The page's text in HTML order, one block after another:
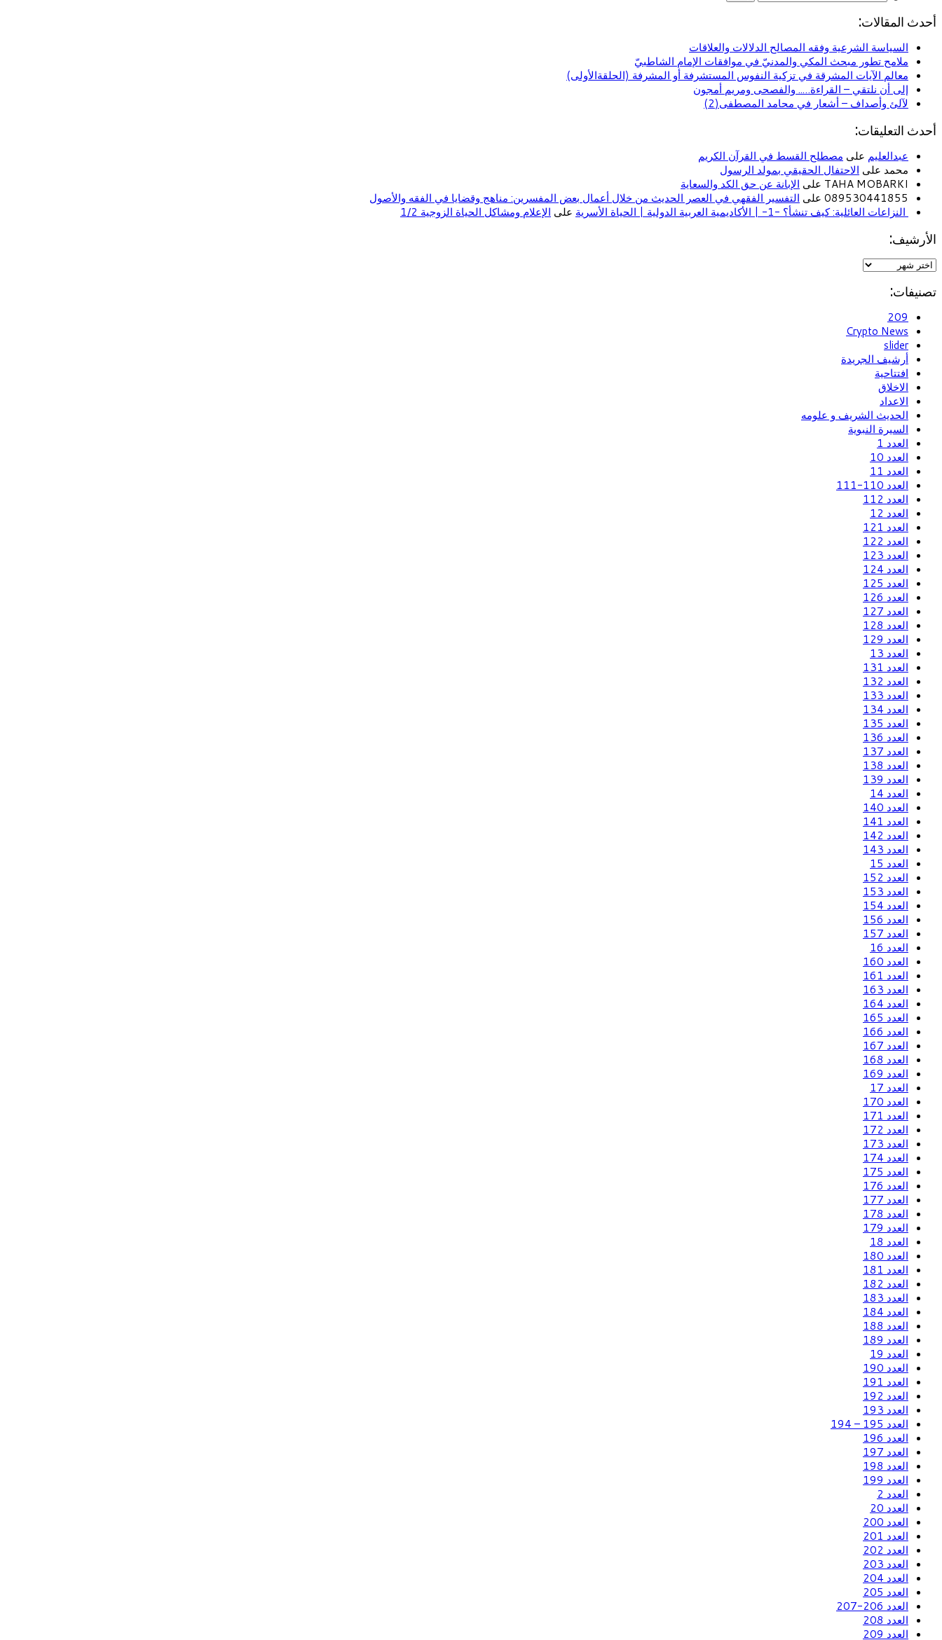
أحدث المقالات:
السياسة الشرعية وفقه المصالح الدلالات والعلاقات
ملامح تطور مبحث المكي والمدنيّ في موافقات الإمام الشاطبيّ
معالم الآيات المشرقة في تزكية النفوس المستشرفة أو المشرفة (الحلقةالأولى)
إلى أن نلتقي – القراءة….. والفصحى ومريم أمجون
لآلئ وأصداف – أشعار في محامد المصطفى(2)
أحدث التعليقات:
عبدالعليم على مصطلح القسط في القرآن الكريم
محمد على الاحتفال الحقيقي بمولد الرسول
TAHA MOBARKI على
الإبانة عن حق الكد والسعاية
089530441855 على
التفسير الفقهي في العصر الحديث من خلال أعمال بعض المفسرين: مناهج وقضايا في الفقه والأصول
النزاعات العائلية: كيف تنشأ؟ -1- | الأكاديمية العربية الدولية | الحياة الأسرية
على الإعلام ومشاكل الحياة الزوجية 1/2
الأرشيف:
تصنيفات:
209
Crypto News
slider
أرشيف الجريدة
افتتاحية
الاخلاق
الاعداد
الحديث الشريف و علومه
السيرة النبوية
العدد 1
العدد 10
العدد 11
العدد 110-111
العدد 112
العدد 12
العدد 121
العدد 122
العدد 123
العدد 124
العدد 125
العدد 126
العدد 127
العدد 128
العدد 129
العدد 13
العدد 131
العدد 132
العدد 133
العدد 134
العدد 135
العدد 136
العدد 137
العدد 138
العدد 139
العدد 14
العدد 140
العدد 141
العدد 142
العدد 143
العدد 15
العدد 152
العدد 153
العدد 154
العدد 156
العدد 157
العدد 16
العدد 160
العدد 161
العدد 163
العدد 164
العدد 165
العدد 166
العدد 167
العدد 168
العدد 169
العدد 17
العدد 170
العدد 171
العدد 172
العدد 173
العدد 174
العدد 175
العدد 176
العدد 177
العدد 178
العدد 179
العدد 18
العدد 180
العدد 181
العدد 182
العدد 183
العدد 184
العدد 188
العدد 189
العدد 19
العدد 190
العدد 191
العدد 192
العدد 193
العدد 195 – 194
العدد 196
العدد 197
العدد 198
العدد 199
العدد 2
العدد 20
العدد 200
العدد 201
العدد 202
العدد 203
العدد 204
العدد 205
العدد 206-207
العدد 208
العدد 209